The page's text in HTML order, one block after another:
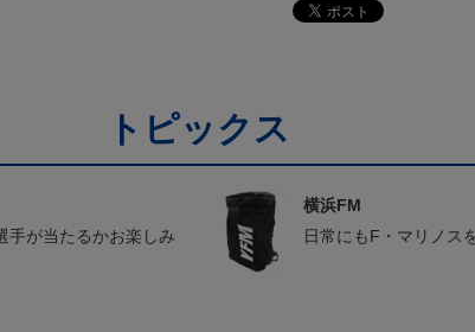
トピックス
手が当たるかお楽しみ
横浜FM
日常にもF・マリノス